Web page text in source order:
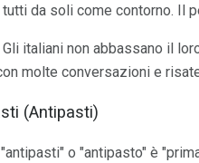
da soli come contorno. Il
italiani non abbassano il
molte conversazioni e
(Antipasti)
o "antipasto" è